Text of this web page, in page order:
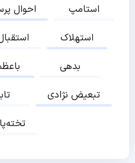
احوال
استامپ
استهلاک
بدهی
تبعیض نژادی